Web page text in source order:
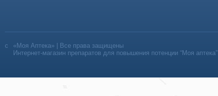
«Моя Аптека» | Все права защищены
Интернет-магазин препаратов для повышения потенции “Моя